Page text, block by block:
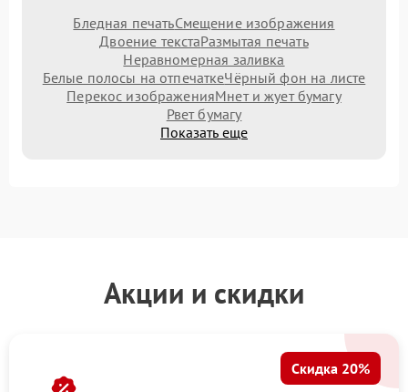
Бледная печатьСмещение изображения
Двоение текстаРазмытая печать
Неравномерная заливка
Белые полосы на отпечаткеЧёрный фон на листе
Перекос изображенияМнет и жует бумагу
Рвет бумагу
Показать еще
Акции и скидки
Скидка 20%